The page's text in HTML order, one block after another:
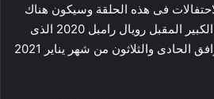
فى هذه الحلقة وسيكون هناك
ايضا استعدادات للمهرجان الكبير المقبل رويال رامبل 2020 الذى
سيتم اقامته يوم الاحد الموافق الحادى والثلاثون من شهر يناير 2021